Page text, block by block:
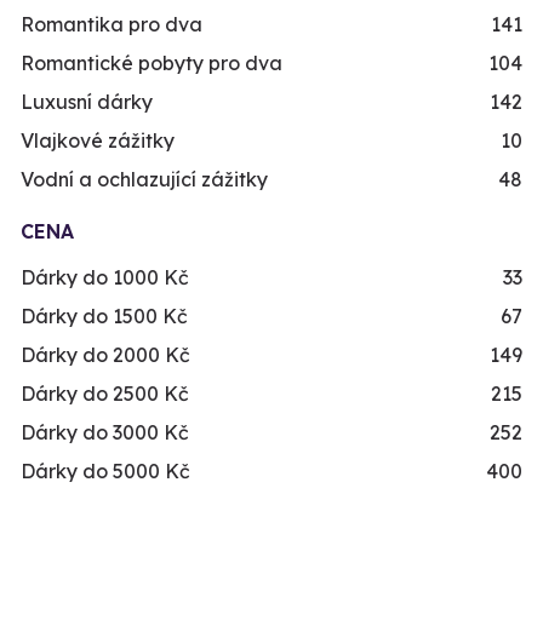
Romantika pro dva
141
Romantické pobyty pro dva
104
Luxusní dárky
142
Vlajkové zážitky
10
Vodní a ochlazující zážitky
48
CENA
Dárky do 1000 Kč
33
Dárky do 1500 Kč
67
Dárky do 2000 Kč
149
Dárky do 2500 Kč
215
Dárky do 3000 Kč
252
Dárky do 5000 Kč
400